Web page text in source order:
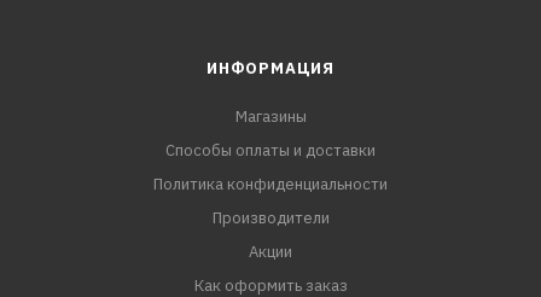
ИНФОРМАЦИЯ
Магазины
Способы оплаты и доставки
Политика конфиденциальности
Производители
Акции
Как оформить заказ